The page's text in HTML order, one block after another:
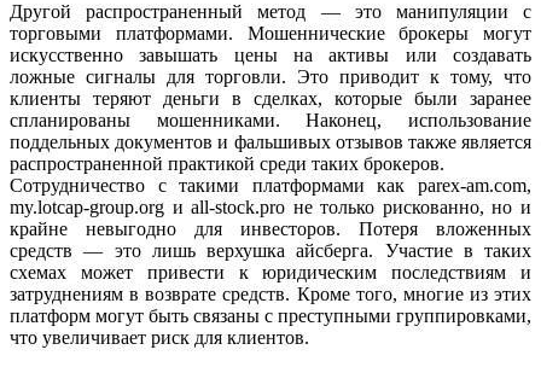
Другой распространенный метод — это манипуляции с
торговыми платформами. Мошеннические брокеры могут
искусственно завышать цены на активы или создавать
ложные сигналы для торговли. Это приводит к тому, что
клиенты теряют деньги в сделках, которые были заранее
спланированы мошенниками. Наконец, использование
поддельных документов и фальшивых отзывов также является
распространенной практикой среди таких брокеров.
Сотрудничество с такими платформами как parex-am.com,
my.lotcap-group.org и all-stock.pro не только рискованно, но и
крайне невыгодно для инвесторов. Потеря вложенных
средств — это лишь верхушка айсберга. Участие в таких
схемах может привести к юридическим последствиям и
затруднениям в возврате средств. Кроме того, многие из этих
платформ могут быть связаны с преступными группировками,
что увеличивает риск для клиентов.